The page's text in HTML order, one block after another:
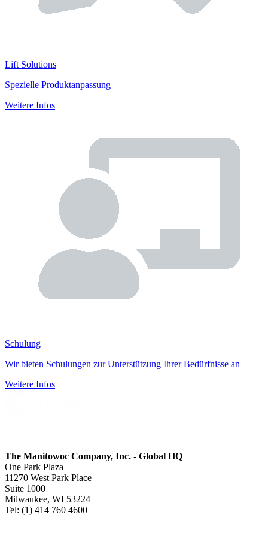
Lift Solutions
Spezielle Produktanpassung
Weitere Infos
Schulung
Wir bieten Schulungen zur Unterstützung Ihrer Bedürfnisse an
Weitere Infos
The Manitowoc Company, Inc. - Global HQ
One Park Plaza
11270 West Park Place
Suite 1000
Milwaukee, WI 53224
Tel: (1) 414 760 4600